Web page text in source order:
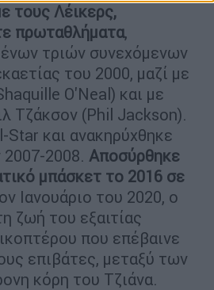
τους Λέικερς,
πρωταθλήματα,
τριών συνεχόμενων
του 2000, μαζί με
O'Neal) και με
Τζάκσον (Phil Jackson).
και ανακηρύχθηκε
2007-2008. Αποσύρθηκε
μπάσκετ το 2016 σε
Ιανουάριο του 2020, ο
ζωή του εξαιτίας
που επέβαινε
επιβάτες, μεταξύ των
κόρη του Τζιάνα.